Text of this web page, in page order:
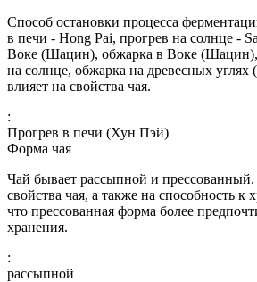
Способ остановки процесса
в печи - Hong Pai, прогрев на солнце -
Воке (Шацин), обжарка в Воке (Шацин),
на солнце, обжарка на древесных
влияет на свойства чая.
:
Прогрев в печи (Хун Пэй)
Форма чая
Чай бывает рассыпной и
свойства чая, а также на способность к
что прессованная форма более
хранения.
:
рассыпной